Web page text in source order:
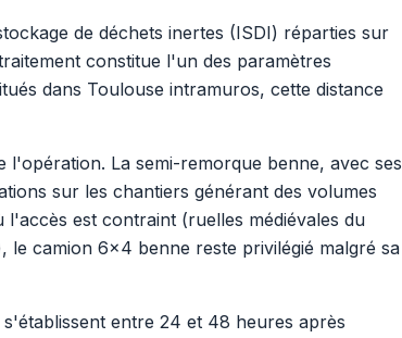
de déchets inertes (ISDI) réparties sur
constitue l'un des paramètres
dans Toulouse intramuros, cette distance
La semi-remorque benne, avec ses
sur les chantiers générant des volumes
est contraint (ruelles médiévales du
camion 6x4 benne reste privilégié malgré sa
entre 24 et 48 heures après